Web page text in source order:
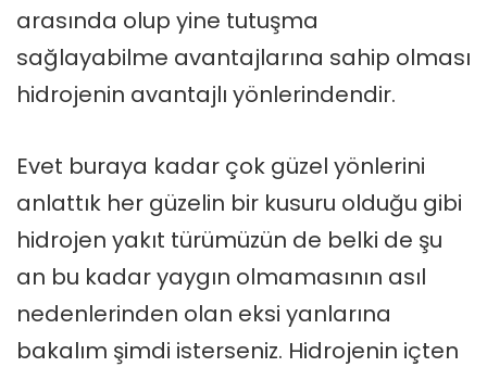
arasında olup yine tutuşma
sağlayabilme avantajlarına sahip olması
hidrojenin avantajlı yönlerindendir.
Evet buraya kadar çok güzel yönlerini
anlattık her güzelin bir kusuru olduğu gibi
hidrojen yakıt türümüzün de belki de şu
an bu kadar yaygın olmamasının asıl
nedenlerinden olan eksi yanlarına
bakalım şimdi isterseniz. Hidrojenin içten